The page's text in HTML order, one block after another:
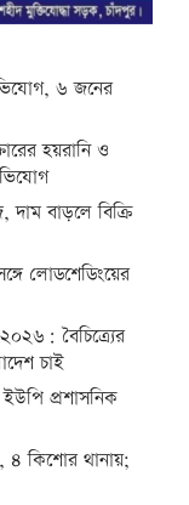
৬ জনের
হয়রানি ও
বাড়লে বিক্রি
লোডশেডিংয়ের
বৈচিত্র্যের
চাই
প্রশাসনিক
৪ কিশোর থানায়;